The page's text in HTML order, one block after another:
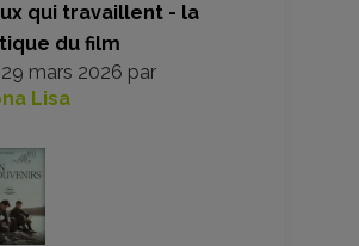
qui travaillent - la
du film
29 mars 2026 par
Lisa